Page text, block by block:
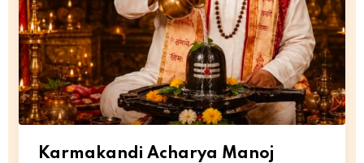
Karmakandi Acharya Manoj